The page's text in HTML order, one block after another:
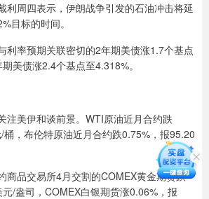
利周四表示，伊朗战争引发的石油冲击将延
目标的时间。
利率预期关联密切的2年期美债涨1.7个基点
美债涨2.4个基点至4.318%。
注美伊和谈前景。WTI原油近月合约跌
，布伦特原油近月合约跌0.75%，报95.20
商品交易所4月交割的COMEX黄金期货跌
/盎司，COMEX白银期货涨0.06%，报